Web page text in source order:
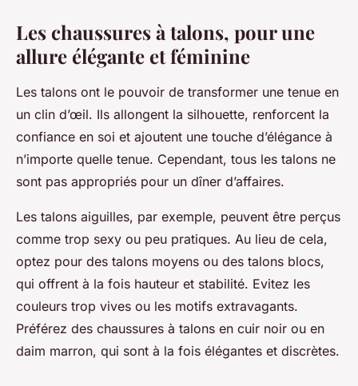
Les chaussures à talons, pour une
allure élégante et féminine
Les talons ont le pouvoir de transformer une tenue en
un clin d’œil. Ils allongent la silhouette, renforcent la
confiance en soi et ajoutent une touche d’élégance à
n’importe quelle tenue. Cependant, tous les talons ne
sont pas appropriés pour un dîner d’affaires.
Les talons aiguilles, par exemple, peuvent être perçus
comme trop sexy ou peu pratiques. Au lieu de cela,
optez pour des talons moyens ou des talons blocs,
qui offrent à la fois hauteur et stabilité. Evitez les
couleurs trop vives ou les motifs extravagants.
Préférez des chaussures à talons en cuir noir ou en
daim marron, qui sont à la fois élégantes et discrètes.